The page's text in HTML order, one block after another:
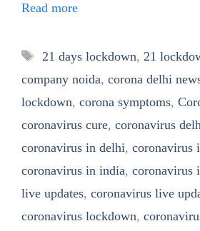
Read more
Tags
21 days lockdown, 21
company noida, corona delhi
lockdown, corona symptoms,
coronavirus cure, coronavirus
coronavirus in delhi, coronavirus
coronavirus in india, coronavirus
live updates, coronavirus live
coronavirus lockdown,